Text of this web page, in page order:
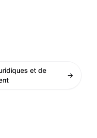
et de
→